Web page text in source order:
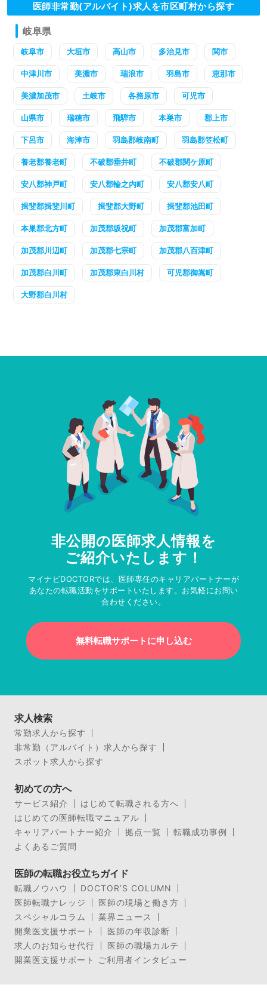
医師非常勤(アルバイト)求人を市区町村から探す
岐阜県
岐阜市 大垣市 高山市 多治見市 関市
中津川市 美濃市 瑞浪市 羽島市 恵那市
美濃加茂市 土岐市 各務原市 可児市
山県市 瑞穂市 飛騨市 本巣市 郡上市
下呂市 海津市 羽島郡岐南町 羽島郡笠松町
養老郡養老町 不破郡垂井町 不破郡関ケ原町
安八郡神戸町 安八郡輪之内町 安八郡安八町
揖斐郡揖斐川町 揖斐郡大野町 揖斐郡池田町
本巣郡北方町 加茂郡坂祝町 加茂郡富加町
加茂郡川辺町 加茂郡七宗町 加茂郡八百津町
加茂郡白川町 加茂郡東白川村 可児郡御嵩町
大野郡白川村
非公開の医師求人情報を
ご紹介いたします！
マイナビDOCTORでは、医師専任のキャリアパートナーが
あなたの転職活動をサポートいたします。お気軽にお問い
合わせください。
無料転職サポートに申し込む
求人検索
常勤求人から探す
非常勤（アルバイト）求人から探す
スポット求人から探す
初めての方へ
サービス紹介
はじめて転職される方へ
はじめての医師転職マニュアル
キャリアパートナー紹介
拠点一覧
転職成功事例
よくあるご質問
医師の転職お役立ちガイド
転職ノウハウ
DOCTOR’S COLUMN
医師転職ナレッジ
医師の現場と働き方
スペシャルコラム
業界ニュース
開業医支援サポート
医師の年収診断
求人のお知らせ代行
医師の職場カルテ
開業医支援サポート ご利用者インタビュー